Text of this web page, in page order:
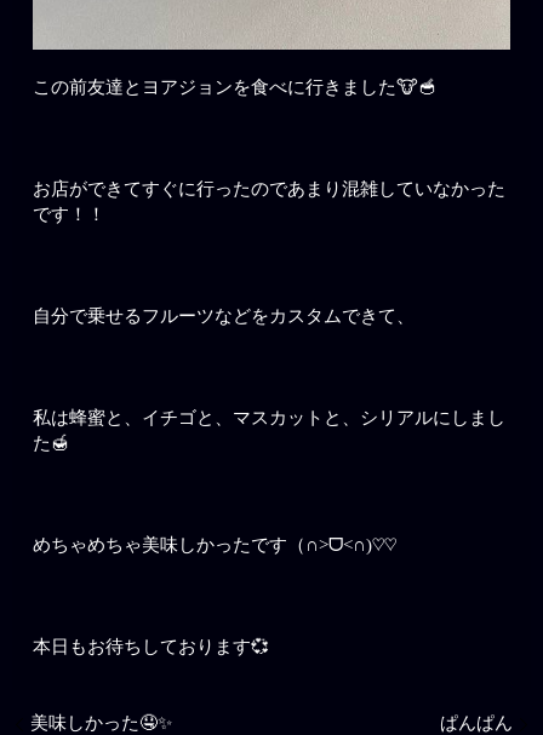
この前友達とヨアジョンを食べに行きました🐮🥣
お店ができてすぐに行ったのであまり混雑していなかった
です！！
自分で乗せるフルーツなどをカスタムできて、
私は蜂蜜と、イチゴと、マスカットと、シリアルにしまし
た🍯
めちゃめちゃ美味しかったです（∩>ᗜ<∩)♡♡
本日もお待ちしております💞
美味しかった🤤✨ ぱんぱん